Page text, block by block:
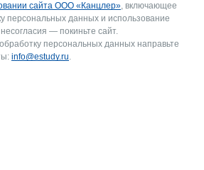
сайта ООО «Канцлер», включающее
персональных данных и использование
— покиньте сайт.
персональных данных направьте
info@estudy.ru.